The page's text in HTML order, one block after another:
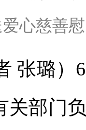
心慈善
张璐）
关部门